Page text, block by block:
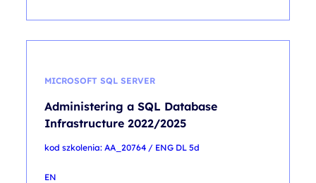
MICROSOFT SQL SERVER
Administering a SQL Database
Infrastructure 2022/2025
kod szkolenia: AA_20764 / ENG DL 5d
EN